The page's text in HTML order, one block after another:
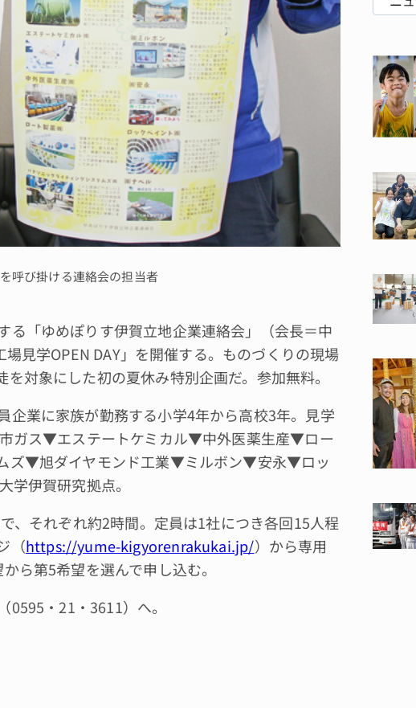
呼び掛ける連絡会の担当者
「ゆめぽりす伊賀立地企業連絡会」（会長＝中
見学OPEN DAY」を開催する。ものづくりの現場
対象にした初の夏休み特別企画だ。参加無料。
業に家族が勤務する小学4年から高校3年。見学
ガス▼エステートケミカル▼中外医薬生産▼ロー
ズ▼旭ダイヤモンド工業▼ミルボン▼安永▼ロッ
伊賀研究拠点。
、それぞれ約2時間。定員は1社につき各回15人程
（https://yume-kigyorenrakukai.jp/）から専用
ら第5希望を選んで申し込む。
・21・3611）へ。